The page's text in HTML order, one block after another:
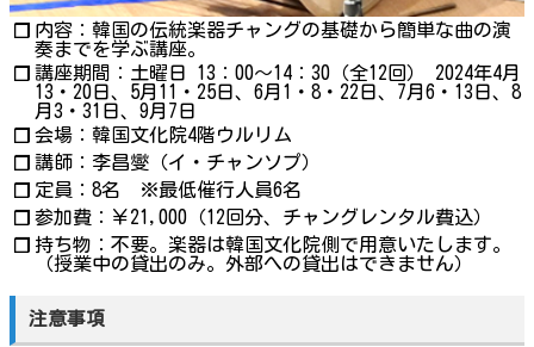
❐ 内容：韓国の伝統楽器チャングの基礎から簡単な曲の演
奏までを学ぶ講座。
❐ 講座期間：土曜日 13：00～14：30（全12回） 2024年4月
13・20日、5月11・25日、6月1・8・22日、7月6・13日、8
月3・31日、9月7日
❐ 会場：韓国文化院4階ウルリム
❐ 講師：李昌燮（イ・チャンソプ）
❐ 定員：8名 ※最低催行人員6名
❐ 参加費：￥21,000（12回分、チャングレンタル費込）
❐ 持ち物：不要。楽器は韓国文化院側で用意いたします。
（授業中の貸出のみ。外部への貸出はできません）
注意事項